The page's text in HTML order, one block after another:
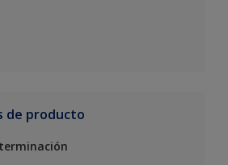
de producto